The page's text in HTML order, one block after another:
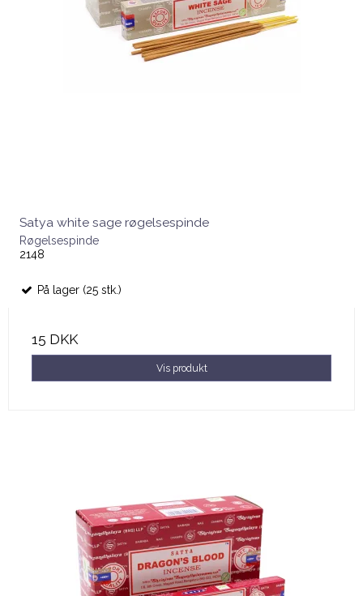
Satya white sage røgelsespinde
Røgelsespinde
2148
På lager (25 stk.)
15 DKK
Vis produkt